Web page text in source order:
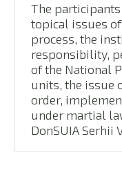
The
topical issues
process, the
responsibility,
of the National
units, the issue
order,
under martial
DonSUIA Serhii